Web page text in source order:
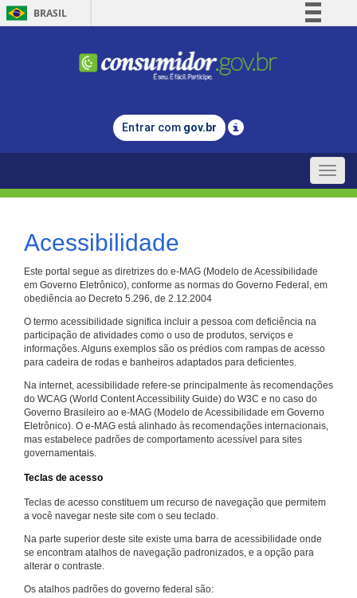
BRASIL
Comunica BR
Legislação
Entrar com gov.br
Toggle
Acessibilidade
Este portal segue as diretrizes do e-MAG (Modelo de Acessibilidade
em Governo Eletrônico), conforme as normas do Governo Federal, em
obediência ao Decreto 5.296, de 2.12.2004
O termo acessibilidade significa incluir a pessoa com deficiência na
participação de atividades como o uso de produtos, serviços e
informações. Alguns exemplos são os prédios com rampas de acesso
para cadeira de rodas e banheiros adaptados para deficientes.
Na internet, acessibilidade refere-se principalmente às recomendações
do WCAG (World Content Accessibility Guide) do W3C e no caso do
Governo Brasileiro ao e-MAG (Modelo de Acessibilidade em Governo
Eletrônico). O e-MAG está alinhado às recomendações internacionais,
mas estabelece padrões de comportamento acessível para sites
governamentais.
Teclas de acesso
Teclas de acesso constituem um recurso de navegação que permitem
a você navegar neste site com o seu teclado.
Na parte superior deste site existe uma barra de acessibilidade onde
se encontram atalhos de navegação padronizados, e a opção para
alterar o contraste.
Os atalhos padrões do governo federal são: